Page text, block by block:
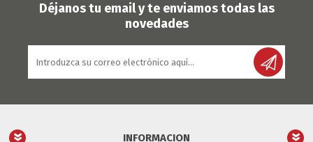
Déjanos tu email y te enviamos todas las
novedades
INFORMACION